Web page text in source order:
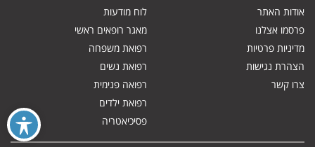
אודות האתר
פרסמו אצלנו
מדיניות פרטיות
הצהרת נגישות
צרו קשר
לוח מודעות
מאגר רופאים ראשי
רפואת משפחה
רפואת נשים
רפואה פנימית
רפואת ילדים
פסיכיאטריה